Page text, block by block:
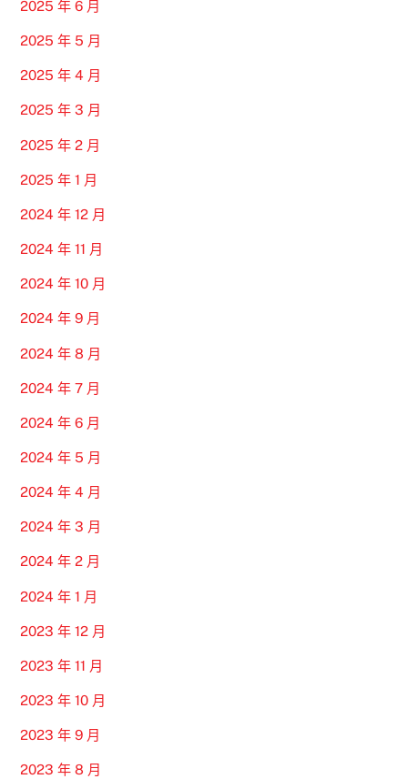
2025 年 6 月
2025 年 5 月
2025 年 4 月
2025 年 3 月
2025 年 2 月
2025 年 1 月
2024 年 12 月
2024 年 11 月
2024 年 10 月
2024 年 9 月
2024 年 8 月
2024 年 7 月
2024 年 6 月
2024 年 5 月
2024 年 4 月
2024 年 3 月
2024 年 2 月
2024 年 1 月
2023 年 12 月
2023 年 11 月
2023 年 10 月
2023 年 9 月
2023 年 8 月